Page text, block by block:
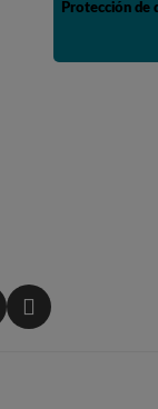
Protección de